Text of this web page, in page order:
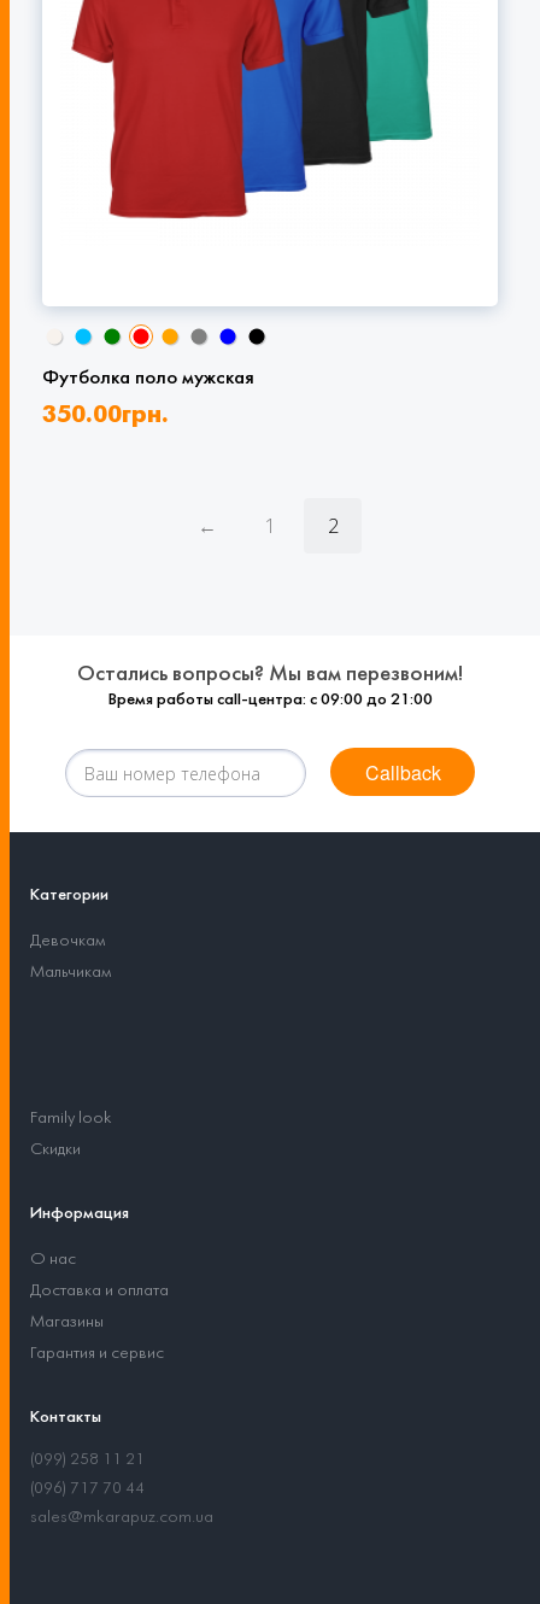
Футболка поло мужская
350.00грн.
← 1 2
Остались вопросы? Мы вам перезвоним!
Время работы call-центра: с 09:00 до 21:00
Callback
Категории
Девочкам
Мальчикам
Family look
Скидки
Информация
О нас
Доставка и оплата
Магазины
Гарантия и сервис
Контакты
(099) 258 11 21
(096) 717 70 44
sales@mkarapuz.com.ua